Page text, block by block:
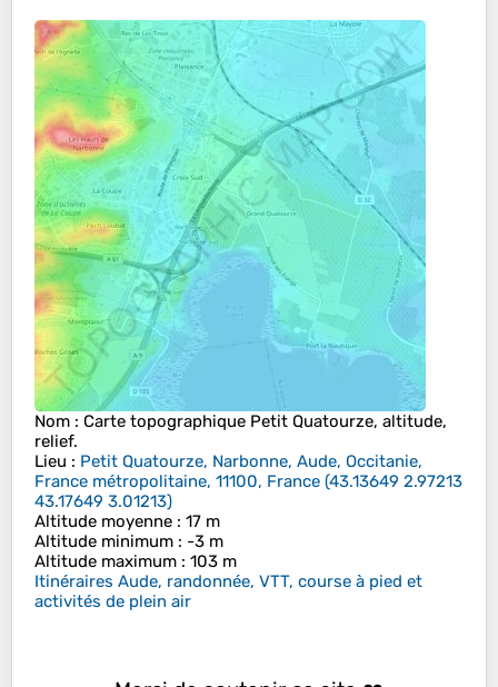
Nom : Carte topographique Petit Quatourze, altitude,
relief.
Lieu : Petit Quatourze, Narbonne, Aude, Occitanie,
France métropolitaine, 11100, France (43.13649 2.97213
43.17649 3.01213)
Altitude moyenne : 17 m
Altitude minimum : -3 m
Altitude maximum : 103 m
Itinéraires Aude, randonnée, VTT, course à pied et
activités de plein air